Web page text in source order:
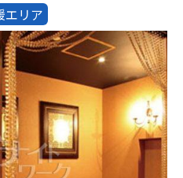
エリア